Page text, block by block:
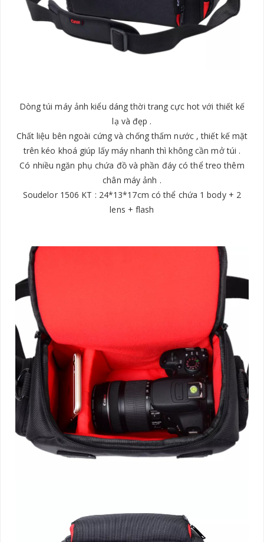
Dòng túi máy ảnh kiểu dáng thời trang cực hot với thiết kế
lạ và đẹp .
Chất liệu bên ngoài cứng và chống thấm nước , thiết kế mặt
trên kéo khoá giúp lấy máy nhanh thì không cần mở túi .
Có nhiều ngăn phụ chứa đồ và phần đáy có thể treo thêm
chân máy ảnh .
Soudelor 1506 KT : 24*13*17cm có thể chứa 1 body + 2
lens + flash